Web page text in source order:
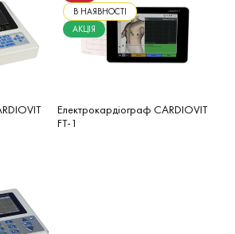
В НАЯВНОСТІ
АКЦІЯ
Електрокардіограф CARDIOVIT
FT-1